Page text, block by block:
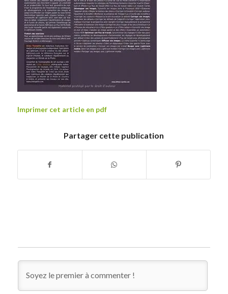
Imprimer cet article en pdf
Partager cette publication